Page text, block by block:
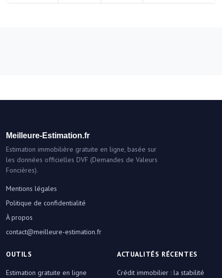
Meilleure-Estimation.fr
Estimation immobilière gratuite en ligne, basée sur
les données officielles DVF (Demandes de Valeurs
Foncières).
Mentions légales
Politique de confidentialité
À propos
contact@meilleure-estimation.fr
OUTILS
Estimation gratuite en ligne
ACTUALITÉS RÉCENTES
Crédit immobilier : la stabilité